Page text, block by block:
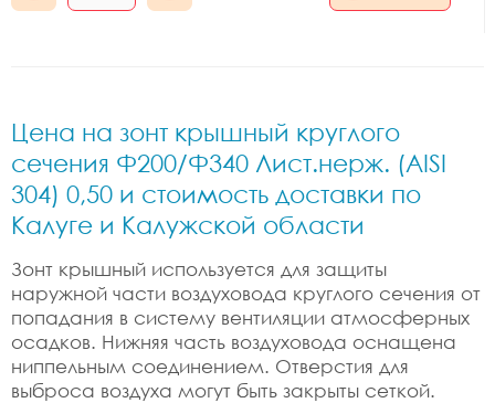
Цена на зонт крышный круглого
сечения Ф200/Ф340 Лист.нерж. (AISI
304) 0,50 и стоимость доставки по
Калуге и Калужской области
Зонт крышный используется для защиты
наружной части воздуховода круглого сечения от
попадания в систему вентиляции атмосферных
осадков. Нижняя часть воздуховода оснащена
ниппельным соединением. Отверстия для
выброса воздуха могут быть закрыты сеткой.